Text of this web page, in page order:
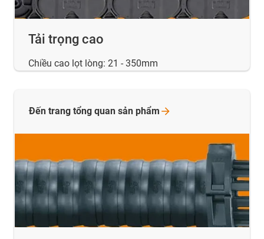
Tải trọng cao
Chiều cao lọt lòng: 21 - 350mm
Đến trang tổng quan sản phẩm